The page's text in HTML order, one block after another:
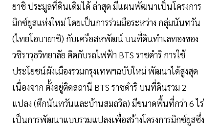
ยาชิ ประมูลที่ดินเดิมได้ ล่าสุด มีแผนพัฒนาเป็นโครงการ
มิกซ์ยูสแห่งใหม่ โดยเป็นการร่วมมือระหว่าง กลุ่มนันทวัน
(ไทยโอบายาชิ) กับเครือสหพัฒน์ บนที่ดินทำเลทองของ
วชิราวุธวิทยาลัย ติดกับรถไฟฟ้า BTS ราชดำริ การใช้
ประโยชน์ผังเมืองรวมกรุงเทพฯฉบับใหม่ พัฒนาได้สูงสุด
เนื่องจาก ตั้งอยู่ติดสถานี BTS ราชดำริ บนที่ดินรวม 2
แปลง (ตึกนันทวันและบ้านสมถวิล) มีขนาดพื้นที่กว่า 6 ไร่
เป็นการพัฒนาแบบรวมแปลงเพื่อสร้างโครงการมิกซ์ยูสซึ่ง